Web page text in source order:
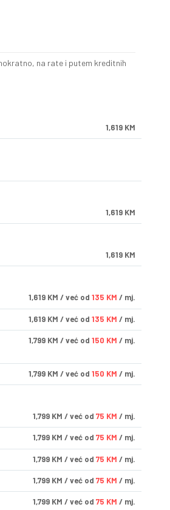
na rate i putem kreditnih
1,619 KM
1,619 KM
1,619 KM
1,619 KM / već od 135 KM / mj.
1,619 KM / već od 135 KM / mj.
1,799 KM / već od 150 KM / mj.
1,799 KM / već od 150 KM / mj.
1,799 KM / već od 75 KM / mj.
1,799 KM / već od 75 KM / mj.
1,799 KM / već od 75 KM / mj.
1,799 KM / već od 75 KM / mj.
1,799 KM / već od 75 KM / mj.